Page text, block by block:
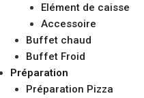
Elément de caisse
Accessoire
Buffet chaud
Buffet Froid
Préparation
Préparation Pizza